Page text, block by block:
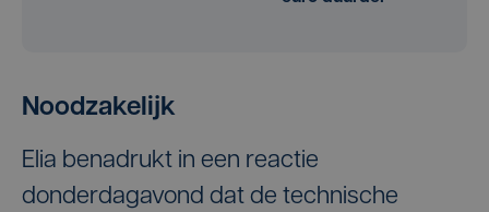
Noodzakelijk
Elia benadrukt in een reactie
donderdagavond dat de technische